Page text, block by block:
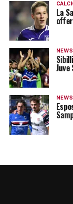
La
NEWS
NEWS